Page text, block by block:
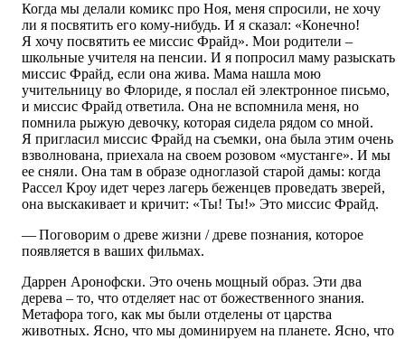
Когда мы делали комикс про Ноя, меня спросили, не хочу
ли я посвятить его кому-нибудь. И я сказал: «Конечно!
Я хочу посвятить ее миссис Фрайд». Мои родители –
школьные учителя на пенсии. И я попросил маму разыскать
миссис Фрайд, если она жива. Мама нашла мою
учительницу во Флориде, я послал ей электронное письмо,
и миссис Фрайд ответила. Она не вспомнила меня, но
помнила рыжую девочку, которая сидела рядом со мной.
Я пригласил миссис Фрайд на съемки, она была этим очень
взволнована, приехала на своем розовом «мустанге». И мы
ее сняли. Она там в образе одноглазой старой дамы: когда
Рассел Кроу идет через лагерь беженцев проведать зверей,
она выскакивает и кричит: «Ты! Ты!» Это миссис Фрайд.
— Поговорим о древе жизни / древе познания, которое
появляется в ваших фильмах.
Даррен Аронофски. Это очень мощный образ. Эти два
дерева – то, что отделяет нас от божественного знания.
Метафора того, как мы были отделены от царства
животных. Ясно, что мы доминируем на планете. Ясно, что